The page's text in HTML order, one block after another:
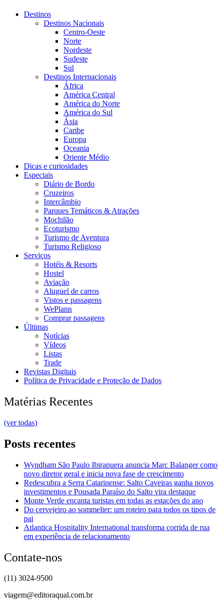
Destinos
Destinos Nacionais
Centro-Oeste
Norte
Nordeste
Sudeste
Sul
Destinos Internacionais
África
América Central
América do Norte
América do Sul
Ásia
Caribe
Europa
Oceania
Oriente Médio
Dicas e curiosidades
Especiais
Diário de Bordo
Cruzeiros
Intercâmbio
Parques Temáticos & Atrações
Mochilão
Ecoturismo
Turismo de Aventura
Turismo Religioso
Serviços
Hotéis & Resorts
Hostel
Aviação
Aluguel de carros
Vistos e passagens
WePlann
Comprar passagens
Últimas
Notícias
Vídeos
Listas
Trade
Revistas Digitais
Política de Privacidade e Proteção de Dados
Matérias Recentes
(ver todas)
Posts recentes
Wyndham São Paulo Ibirapuera anuncia Marc Balanger como
novo diretor geral e inicia nova fase de crescimento
Redescubra a Serra Catarinense: Salto Caveiras ganha novos
investimentos e Pousada Paraíso do Salto vira destaque
Monte Verde encanta turistas em todas as estações do ano
Do cervejeiro ao sommelier: um roteiro para todos os tipos de
pai
Atlantica Hospitality International transforma corrida de rua
em experiência de relacionamento
Contate-nos
(11) 3024-9500
viagem@editoraqual.com.br